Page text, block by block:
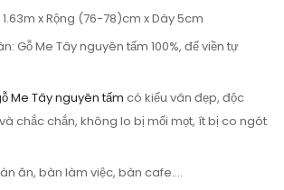
x Rộng (76-78)cm x Dày 5cm
Gỗ Me Tây nguyên tấm 100%, để viền tự
Me Tây nguyên tấm có kiểu vân đẹp, độc
chắc chắn, không lo bị mối mọt, ít bị co ngót
ăn, bàn làm việc, bàn cafe….